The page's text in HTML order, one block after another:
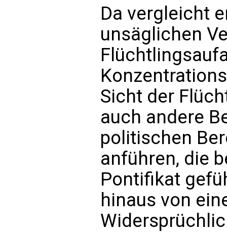
Da vergleicht
unsäglichen
Sicht der
auch andere
politischen
anführen, die
Pontifikat
hinaus von